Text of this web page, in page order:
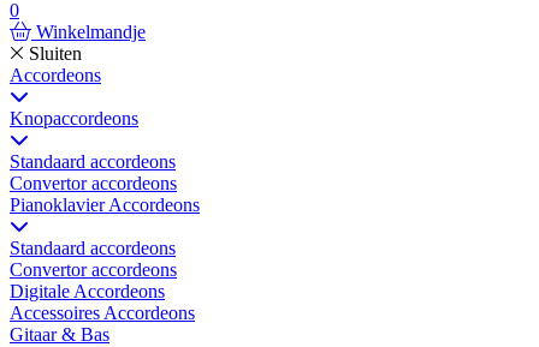
0
Winkelmandje
Sluiten
Accordeons
Knopaccordeons
Standaard accordeons
Convertor accordeons
Pianoklavier Accordeons
Standaard accordeons
Convertor accordeons
Digitale Accordeons
Accessoires Accordeons
Gitaar & Bas